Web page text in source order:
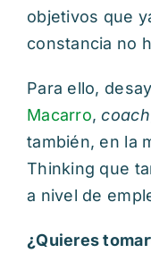
objetivos que
constancia no
Para ello,
Macarro,coach
también, en la
Thinking que
a nivel de
¿Quieres